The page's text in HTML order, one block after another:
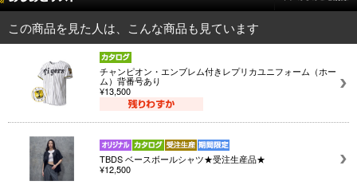
この商品を見た人は、こんな商品も見ています
チャンピオン・エンブレム付きレプリカユニフォーム（ホー
ム）背番号あり
¥13,500
TBDS ベースボールシャツ★受注生産品★
¥12,500